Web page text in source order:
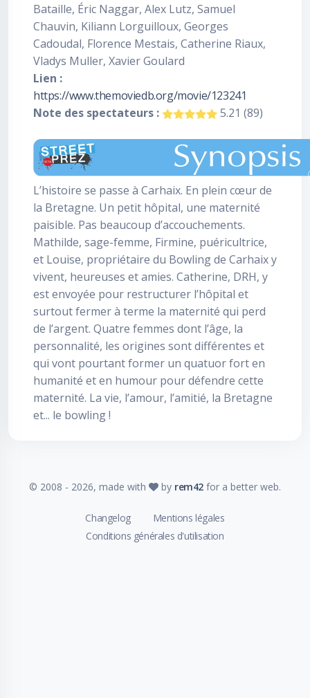
Bataille, Éric Naggar, Alex Lutz, Samuel
Chauvin, Kiliann Lorguilloux, Georges
Cadoudal, Florence Mestais, Catherine Riaux,
Vladys Muller, Xavier Goulard
Lien :
https://www.themoviedb.org/movie/123241
Note des spectateurs :
5.21 (89)
L’histoire se passe à Carhaix. En plein cœur de
la Bretagne. Un petit hôpital, une maternité
paisible. Pas beaucoup d’accouchements.
Mathilde, sage-femme, Firmine, puéricultrice,
et Louise, propriétaire du Bowling de Carhaix y
vivent, heureuses et amies. Catherine, DRH, y
est envoyée pour restructurer l’hôpital et
surtout fermer à terme la maternité qui perd
de l’argent. Quatre femmes dont l’âge, la
personnalité, les origines sont différentes et
qui vont pourtant former un quatuor fort en
humanité et en humour pour défendre cette
maternité. La vie, l’amour, l’amitié, la Bretagne
et... le bowling !
© 2008 - 2026, made with by rem42 for a better web.
Changelog
Mentions légales
Conditions générales d'utilisation